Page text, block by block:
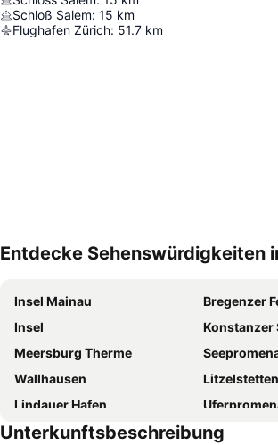
Schloß Salem: 15 km
Flughafen Zürich: 51.7 km
Entdecke Sehenswürdigkeiten
Insel Mainau
Bregenzer
Insel
Konstanzer
Meersburg Therme
Wallhausen
Litzelstetten
Lindauer Hafen
Affenberg Salem
Dingelsdorf
Unterkunftsbeschreibung